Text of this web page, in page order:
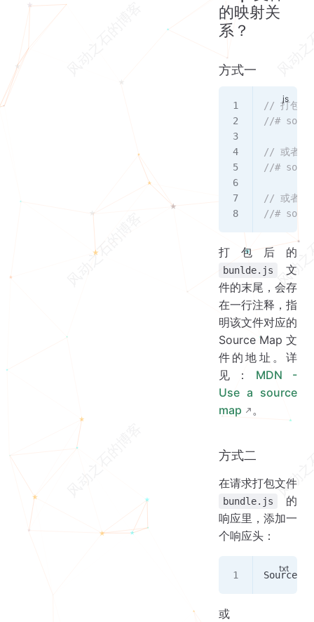
的映射关
系？
方式一
// 打包后
//#
// 或者
//#
// 或者
//#
打包后的
bunlde.js
文
件的末尾，会存
在一行注释，指
明该文件对应的
Source Map 文
件的地址。详
见： MDN -
Use a source
map
。
方式二
在请求打包文件
bundle.js
的
响应里，添加一
个响应头：
或